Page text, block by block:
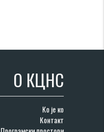
О КЦНС
Ко је ко
Контакт